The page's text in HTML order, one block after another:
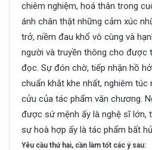
chiêm nghiệm, hoá thân trong
ánh chân thật những cảm xúc
trở, niềm đau khổ vô cùng và
người và truyền thông cho được
đọc. Sự đón chờ, tiếp nhận hồ
chuẩn khắt khe nhất, nghiêm
cửu của tác phẩm văn chương.
được sứ mệnh ấy là nghệ sĩ lớn,
sự hoà hợp ấy là tác phẩm bất
Yêu cầu thứ hai, cần làm tốt các ý sau: